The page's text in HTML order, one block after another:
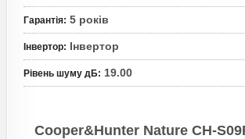
Гарантія: 5 років
Інвертор: Інвертор
Рівень шуму дБ: 19.00
Cooper&Hunter Nature CH-